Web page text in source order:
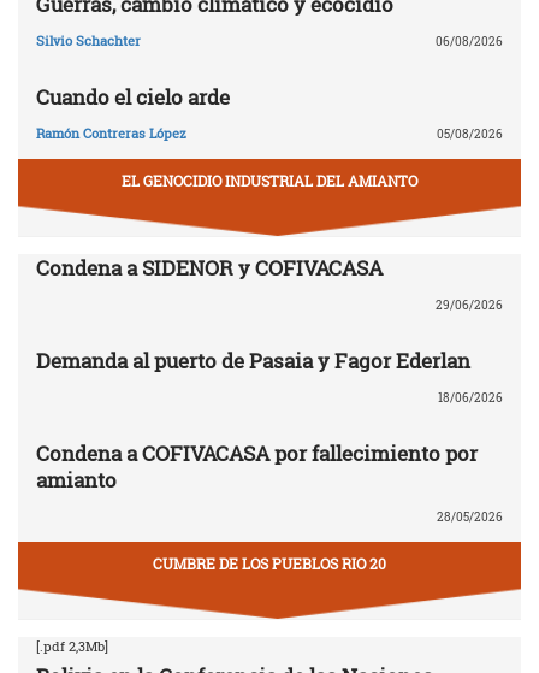
Silvio Schachter 06/08/2026
Cuando el cielo arde
Ramón Contreras López 05/08/2026
EL GENOCIDIO INDUSTRIAL DEL AMIANTO
Condena a SIDENOR y COFIVACASA
29/06/2026
Demanda al puerto de Pasaia y Fagor Ederlan
18/06/2026
Condena a COFIVACASA por fallecimiento por
amianto
28/05/2026
CUMBRE DE LOS PUEBLOS RIO 20
[.pdf 2,3Mb]